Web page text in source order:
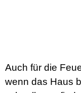
Auch für die
wenn das Haus